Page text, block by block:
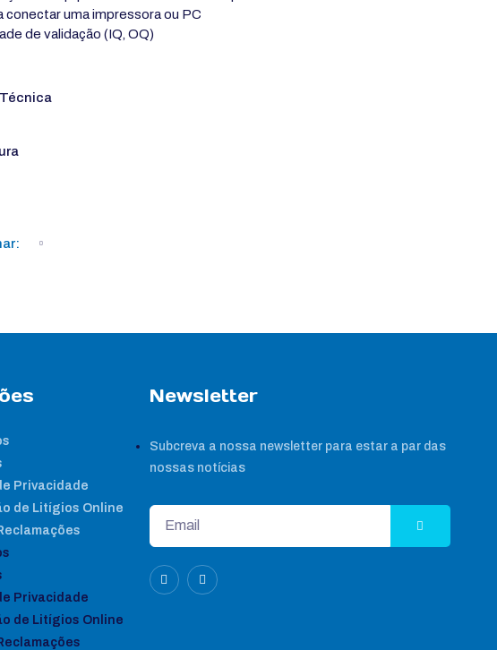
conectar uma impressora ou PC
de validação (IQ, OQ)
Privacidade
de Litígios Online
Privacidade
de Litígios Online
Newsletter
Subcreva a nossa newsletter para estar a par das
nossas notícias